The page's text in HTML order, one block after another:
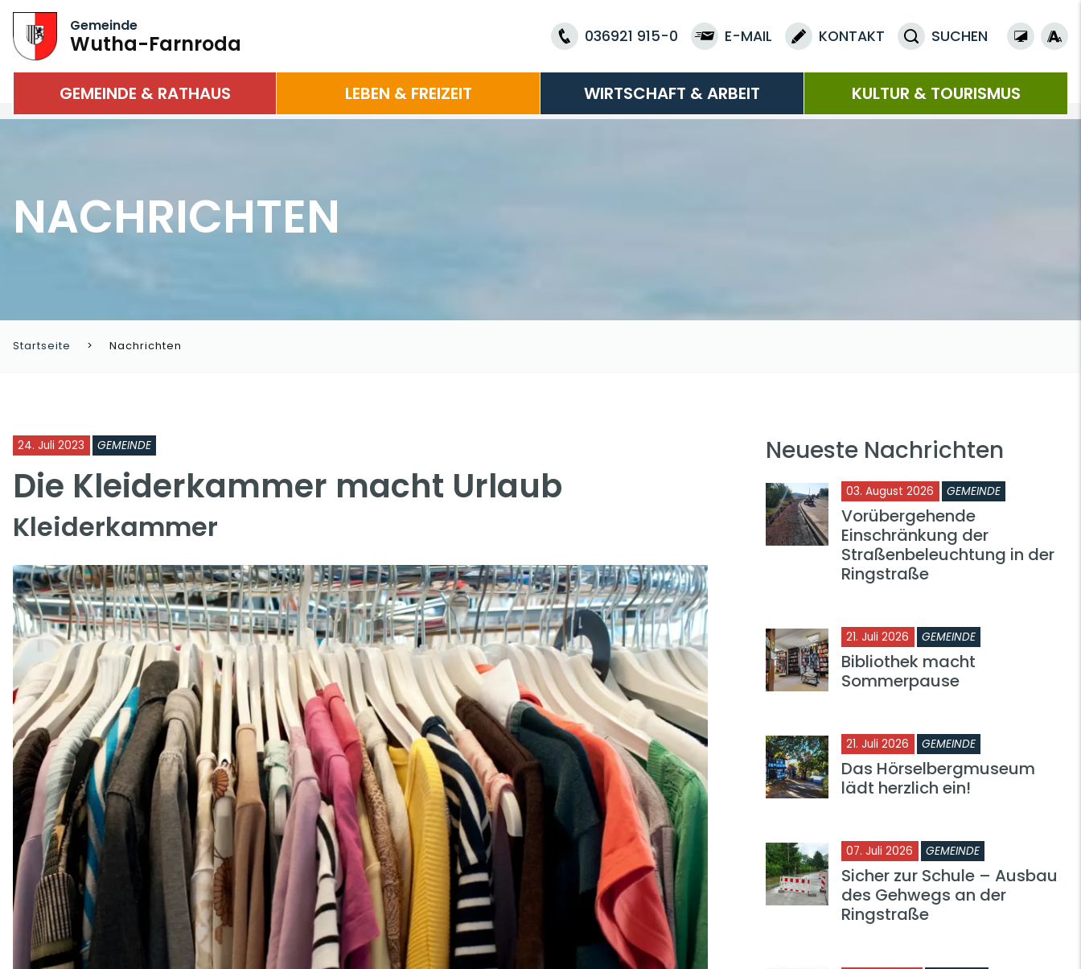
Gemeinde
Wutha-Farnroda 036921 915-0 E-MAIL KONTAKT SUCHEN
GEMEINDE & RATHAUS LEBEN & FREIZEIT WIRTSCHAFT & ARBEIT KULTUR & TOURISMUS
NACHRICHTEN
Startseite Nachrichten
24. Juli 2023 GEMEINDE
Die Kleiderkammer macht Urlaub
Kleiderkammer
Neueste Nachrichten
03. August 2026 GEMEINDE
Vorübergehende
Einschränkung der
Straßenbeleuchtung in der
Ringstraße
21. Juli 2026 GEMEINDE
Bibliothek macht
Sommerpause
21. Juli 2026 GEMEINDE
Das Hörselbergmuseum
lädt herzlich ein!
07. Juli 2026 GEMEINDE
Sicher zur Schule – Ausbau
des Gehwegs an der
Ringstraße